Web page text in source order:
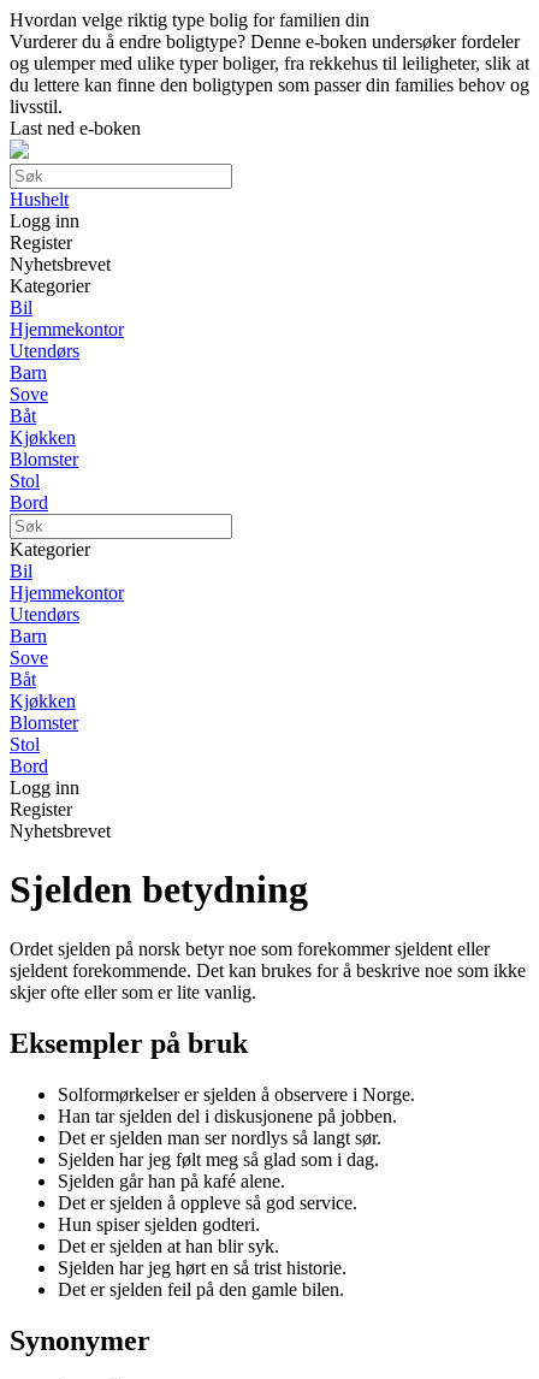
Hvordan velge riktig type bolig for familien din
Vurderer du å endre boligtype? Denne e-boken undersøker fordeler
og ulemper med ulike typer boliger, fra rekkehus til leiligheter, slik at
du lettere kan finne den boligtypen som passer din families behov og
livsstil.
Last ned e-boken
Hushelt
Logg inn
Register
Nyhetsbrevet
Kategorier
Bil
Hjemmekontor
Utendørs
Barn
Sove
Båt
Kjøkken
Blomster
Stol
Bord
Kategorier
Bil
Hjemmekontor
Utendørs
Barn
Sove
Båt
Kjøkken
Blomster
Stol
Bord
Logg inn
Register
Nyhetsbrevet
Sjelden betydning
Ordet sjelden på norsk betyr noe som forekommer sjeldent eller
sjeldent forekommende. Det kan brukes for å beskrive noe som ikke
skjer ofte eller som er lite vanlig.
Eksempler på bruk
Solformørkelser er sjelden å observere i Norge.
Han tar sjelden del i diskusjonene på jobben.
Det er sjelden man ser nordlys så langt sør.
Sjelden har jeg følt meg så glad som i dag.
Sjelden går han på kafé alene.
Det er sjelden å oppleve så god service.
Hun spiser sjelden godteri.
Det er sjelden at han blir syk.
Sjelden har jeg hørt en så trist historie.
Det er sjelden feil på den gamle bilen.
Synonymer